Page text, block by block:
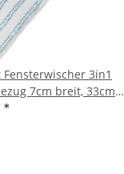
3in1
7cm breit, 33cm
*